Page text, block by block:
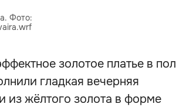
Фото:
золотое платье в пол
гладкая вечерняя
из жёлтого золота в форме